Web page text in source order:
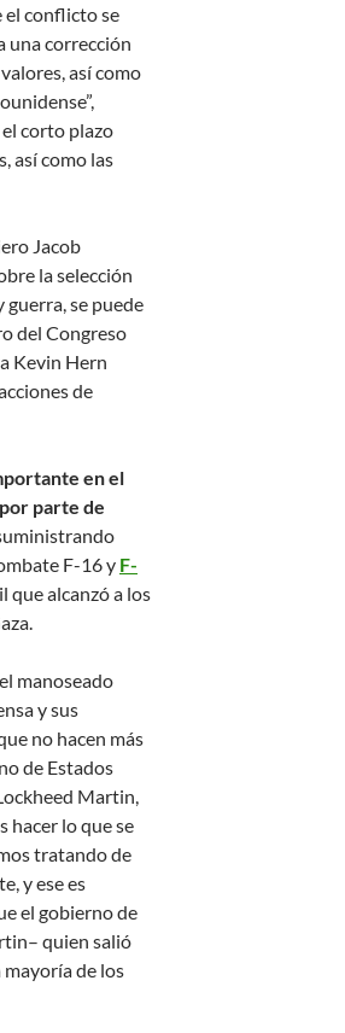
el conflicto se
una corrección
así como
corto plazo
así como las
Jacob
la selección
guerra, se puede
del Congreso
Kevin Hern
de
en el
parte de
F-16 y F-
que alcanzó a los
manoseado
y sus
no hacen más
de Estados
Martin,
hacer lo que se
tratando de
y ese es
el gobierno de
quien salió
de los